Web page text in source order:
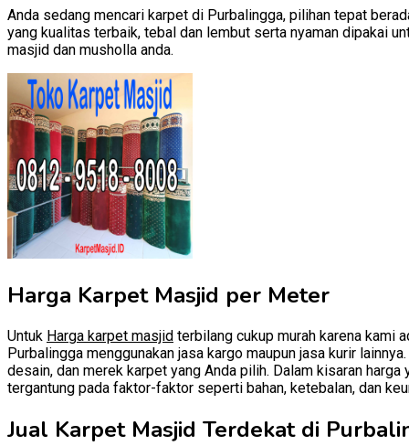
Anda sedang mencari karpet di Purbalingga, pilihan tepat
yang kualitas terbaik, tebal dan lembut serta nyaman dipakai
masjid dan musholla anda.
Harga Karpet Masjid per Meter
Untuk Harga karpet masjid terbilang cukup murah karena kami
Purbalingga menggunakan jasa kargo maupun jasa kurir
desain, dan merek karpet yang Anda pilih. Dalam kisaran
tergantung pada faktor-faktor seperti bahan, ketebalan, dan
Jual Karpet Masjid Terdekat di